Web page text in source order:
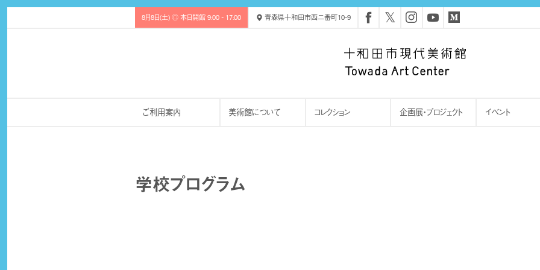
8月8日(土) ◎ 本日開館 9:00 - 17:00 青森県十和田市西二番町10-9 𝕏
ご利用案内 美術館について コレクション 企画展・プロジェクト イベント
学校プログラム